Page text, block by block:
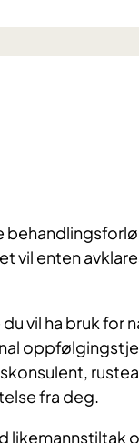
vil enten
vil ha bruk for
fra deg.
likemannstiltak